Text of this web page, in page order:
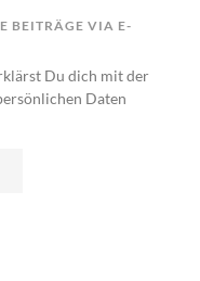
BEITRÄGE VIA E-
Du dich mit der
Daten